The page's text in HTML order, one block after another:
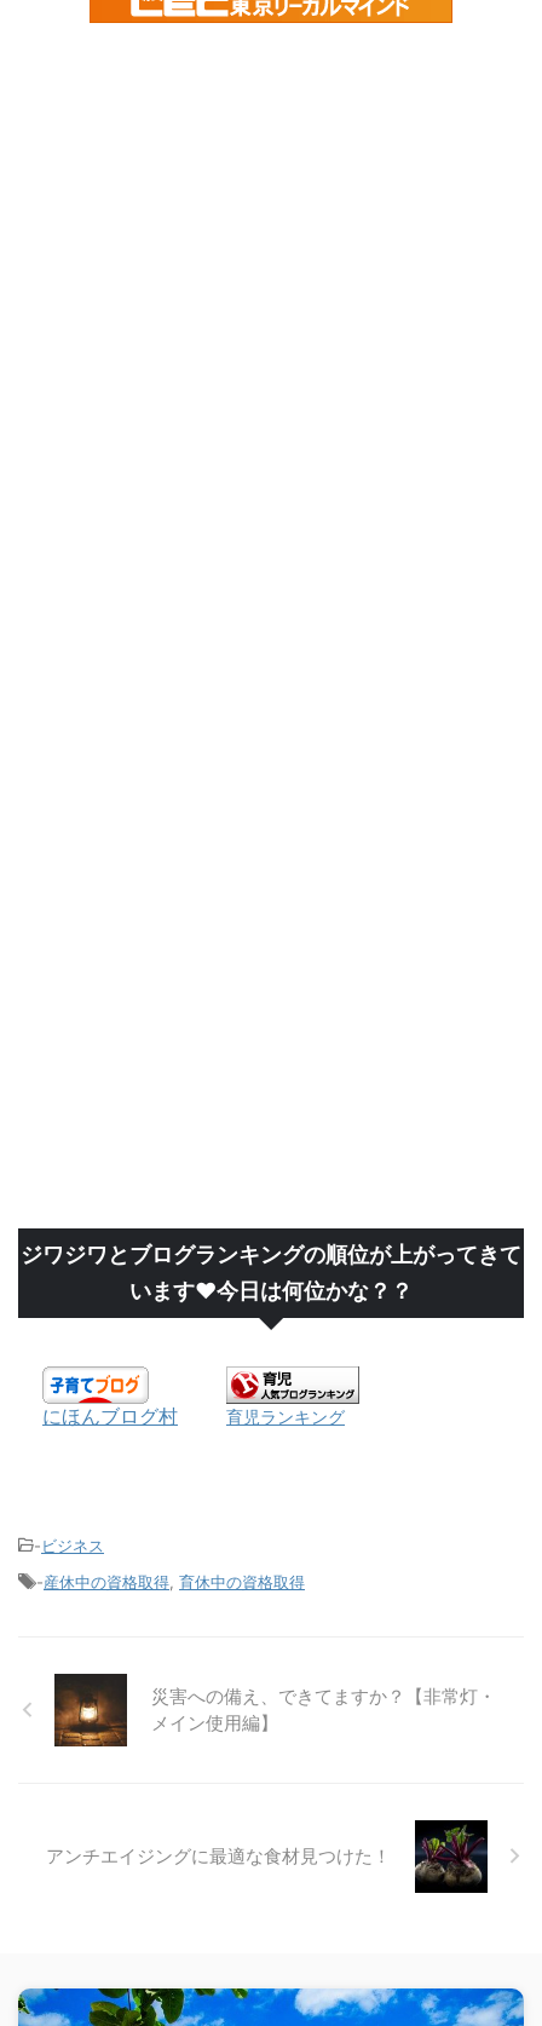
ジワジワとブログランキングの順位が上がってきて
います❤今日は何位かな？？
にほんブログ村 育児ランキング
-ビジネス
-産休中の資格取得 育休中の資格取得
災害への備え、できてますか？【非常灯・
メイン使用編】
アンチエイジングに最適な食材見つけた！